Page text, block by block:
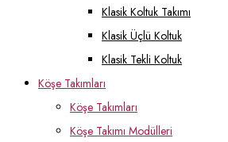
Klasik Koltuk Takımı
Klasik Üçlü Koltuk
Klasik Tekli Koltuk
Köşe Takımları
Köşe Takımları
Köşe Takımı Modülleri